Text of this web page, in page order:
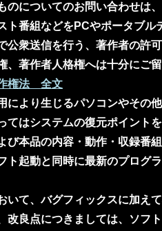
のについてのお問い合わせは
番組などをPCやポータブル
公衆送信を行う、著作者の許
、著作者人格権へは十分にご
権法 全文
より生じるパソコンやその
てはシステムの復元ポイント
本品の内容・動作・収録番
起動と同時に最新のプログ
いて、バグフィックスに加え
改良点につきましては、ソフ